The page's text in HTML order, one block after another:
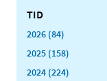
TID
2026 (84)
2025 (158)
2024 (224)